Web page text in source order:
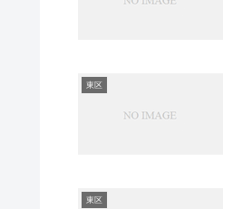
東区
東区